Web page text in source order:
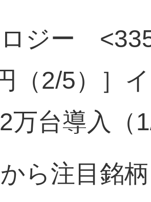
ロジー
（2/5）］
万台導入（
ら注目銘柄